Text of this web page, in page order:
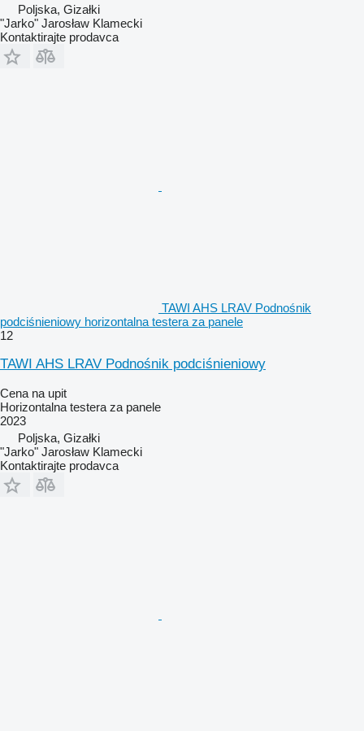
Poljska, Gizałki
"Jarko" Jarosław Klamecki
Kontaktirajte prodavca
TAWI AHS LRAV Podnośnik
podciśnieniowy horizontalna testera za panele
12
TAWI AHS LRAV Podnośnik podciśnieniowy
Cena na upit
Horizontalna testera za panele
2023
Poljska, Gizałki
"Jarko" Jarosław Klamecki
Kontaktirajte prodavca